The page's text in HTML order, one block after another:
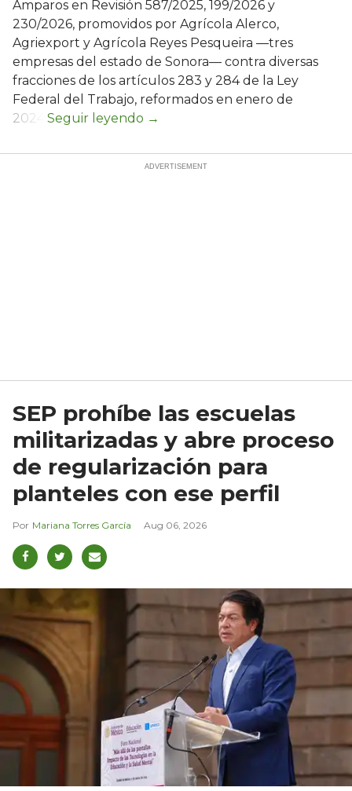
Amparos en Revisión 587/2025, 199/2026 y
230/2026, promovidos por Agrícola Alerco,
Agriexport y Agrícola Reyes Pesqueira —tres
empresas del estado de Sonora— contra diversas
fracciones de los artículos 283 y 284 de la Ley
Federal del Trabajo, reformados en enero de
2024.
SEP prohíbe las escuelas
militarizadas y abre proceso
de regularización para
planteles con ese perfil
Mariana Torres García Aug 06, 2026